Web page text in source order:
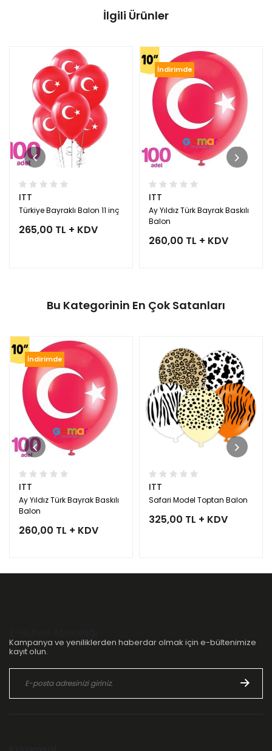
İlgili Ürünler
ITT
Türkiye Bayraklı Balon 11 inç
265,00 TL + KDV
İndirimde
ITT
Ay Yıldız Türk Bayrak Baskılı
Balon
260,00 TL + KDV
Bu Kategorinin En Çok Satanları
İndirimde
ITT
Ay Yıldız Türk Bayrak Baskılı
Balon
260,00 TL + KDV
ITT
Safari Model Toptan Balon
325,00 TL + KDV
Kampanya ve yeniliklerden haberdar olmak için e-bültenimize
kayıt olun.